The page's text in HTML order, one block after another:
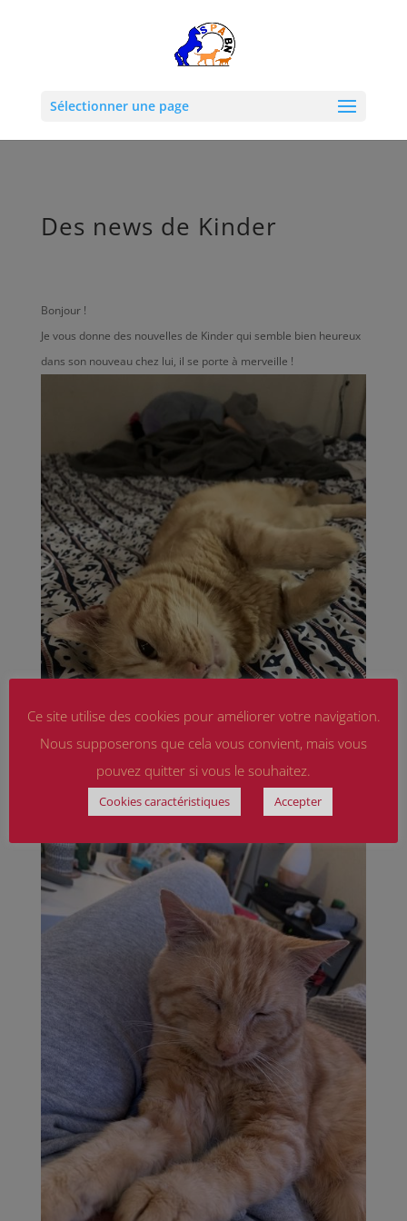
Sélectionner une page
Des news de Kinder
Bonjour !
Je vous donne des nouvelles de Kinder qui semble bien heureux
dans son nouveau chez lui, il se porte à merveille !
Ce site utilise des cookies pour améliorer votre navigation.
Nous supposerons que cela vous convient, mais vous
pouvez quitter si vous le souhaitez.
Cookies caractéristiques Accepter